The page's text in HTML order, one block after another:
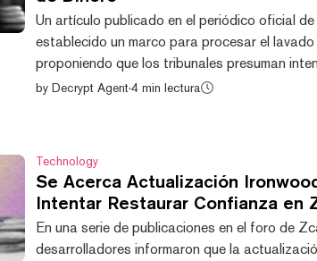
Un artículo publicado en el periódico oficial
establecido un marco para procesar el
proponiendo que los tribunales presuman
sospechosos utilicen mezcladores de
by Decrypt Agent·4 min lectura
Technology
Se Acerca Actualización
Intentar Restaurar Confianza en
En una serie de publicaciones en el foro de
desarrolladores informaron que la